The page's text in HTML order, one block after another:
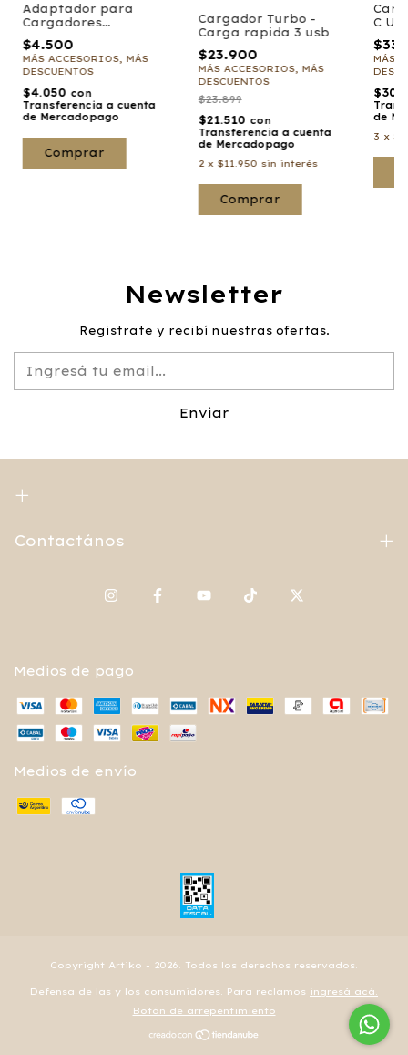
Adaptador para
Cargadores
americanos
$4.500
MÁS ACCESORIOS, MÁS
DESCUENTOS
$4.050 con
Transferencia a cuenta
de Mercadopago
Cargador Turbo -
Carga rapida 3 usb
$23.900
MÁS ACCESORIOS, MÁS
DESCUENTOS
$23.899
$21.510 con
Transferencia a cuenta
de Mercadopago
2 x $11.950 sin interés
Comprar
C
MÁS
de
3 x
Newsletter
Registrate y recibí nuestras ofertas.
Contactános
Medios de pago
Medios de envío
Copyright Artiko - 2026. Todos los derechos reservados.
Defensa de las y los consumidores. Para reclamos ingresá acá.
Botón de arrepentimiento